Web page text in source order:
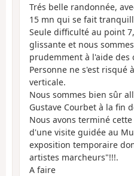
Trés belle randonnée,
15 mn qui se fait
Seule difficulté au point
glissante et nous
prudemment à l'aide des
Personne ne s'est risqué
verticale.
Nous sommes bien sûr
Gustave Courbet à la fin
Nous avons terminé
d'une visite guidée au
exposition temporaire
artistes marcheurs"!!!.
A faire